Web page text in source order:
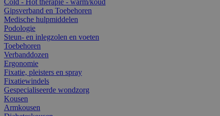
Gipsverband en Toebehoren
Medische hulpmiddelen
Podologie
Steun- en inlegzolen en voeten
Toebehoren
Verbanddozen
Ergonomie
Fixatie, pleisters en spray
Fixatiewindels
Gespecialiseerde wondzorg
Kousen
Armkousen